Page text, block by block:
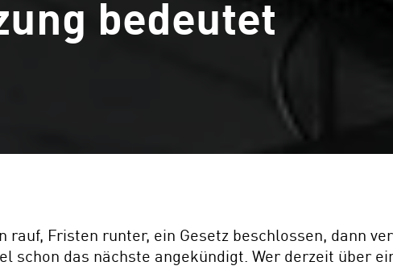
bedeutet
rauf, Fristen runter, ein Gesetz beschlossen, dann
schon das nächste angekündigt. Wer derzeit über